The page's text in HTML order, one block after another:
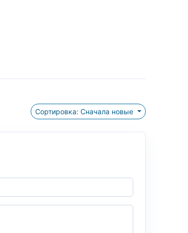
Сортировка: Сначала новые